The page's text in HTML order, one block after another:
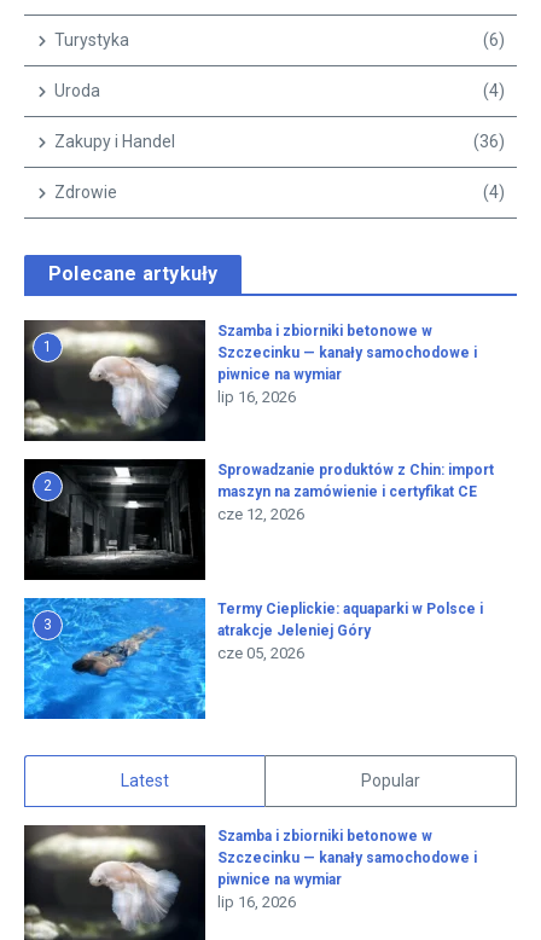
Turystyka (6)
Uroda (4)
Zakupy i Handel (36)
Zdrowie (4)
Polecane artykuły
1
Szamba i zbiorniki betonowe w
Szczecinku — kanały samochodowe i
piwnice na wymiar
lip 16, 2026
2
Sprowadzanie produktów z Chin: import
maszyn na zamówienie i certyfikat CE
cze 12, 2026
3
Termy Cieplickie: aquaparki w Polsce i
atrakcje Jeleniej Góry
cze 05, 2026
Latest Popular
Szamba i zbiorniki betonowe w
Szczecinku — kanały samochodowe i
piwnice na wymiar
lip 16, 2026